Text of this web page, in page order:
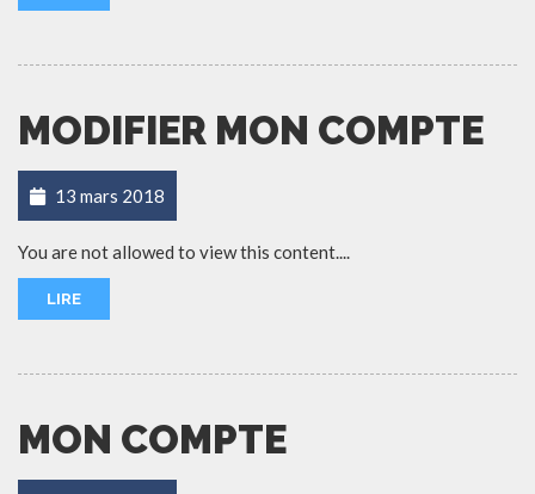
MODIFIER MON COMPTE
13 mars 2018
You are not allowed to view this content....
LIRE
MON COMPTE